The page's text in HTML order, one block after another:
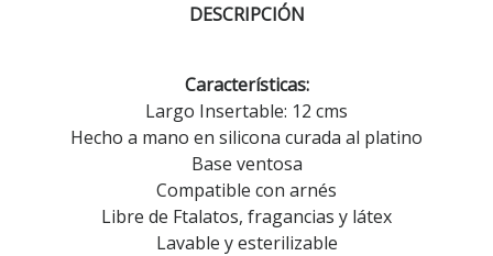
DESCRIPCIÓN
Características:
Largo Insertable: 12 cms
Hecho a mano en silicona curada al platino
Base ventosa
Compatible con arnés
Libre de Ftalatos, fragancias y látex
Lavable y esterilizable